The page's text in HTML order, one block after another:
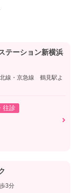
テーション新横浜
線・京急線 鶴見駅よ
往診
3分